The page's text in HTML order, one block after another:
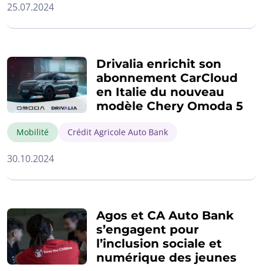
25.07.2024
Drivalia enrichit son
abonnement CarCloud
en Italie du nouveau
modèle Chery Omoda 5
Mobilité Crédit Agricole Auto Bank
30.10.2024
Agos et CA Auto Bank
s’engagent pour
l’inclusion sociale et
numérique des jeunes